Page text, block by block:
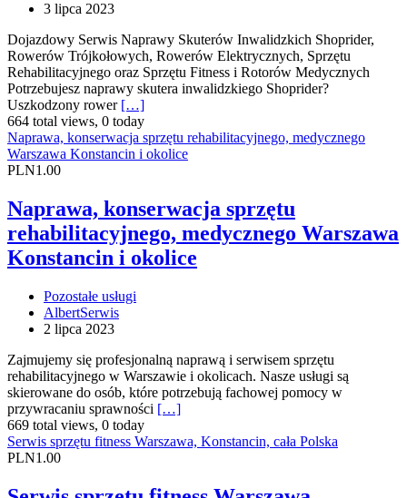
3 lipca 2023
Dojazdowy Serwis Naprawy Skuterów Inwalidzkich Shoprider,
Rowerów Trójkołowych, Rowerów Elektrycznych, Sprzętu
Rehabilitacyjnego oraz Sprzętu Fitness i Rotorów Medycznych
Potrzebujesz naprawy skutera inwalidzkiego Shoprider?
Uszkodzony rower […]
664 total views, 0 today
Naprawa, konserwacja sprzętu rehabilitacyjnego, medycznego
Warszawa Konstancin i okolice
PLN1.00
Naprawa, konserwacja sprzętu
rehabilitacyjnego, medycznego Warszawa
Konstancin i okolice
Pozostałe usługi
AlbertSerwis
2 lipca 2023
Zajmujemy się profesjonalną naprawą i serwisem sprzętu
rehabilitacyjnego w Warszawie i okolicach. Nasze usługi są
skierowane do osób, które potrzebują fachowej pomocy w
przywracaniu sprawności […]
669 total views, 0 today
Serwis sprzętu fitness Warszawa, Konstancin, cała Polska
PLN1.00